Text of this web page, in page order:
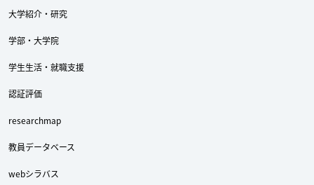
大学紹介・研究
学部・大学院
学生生活・就職支援
認証評価
researchmap
教員データベース
webシラバス